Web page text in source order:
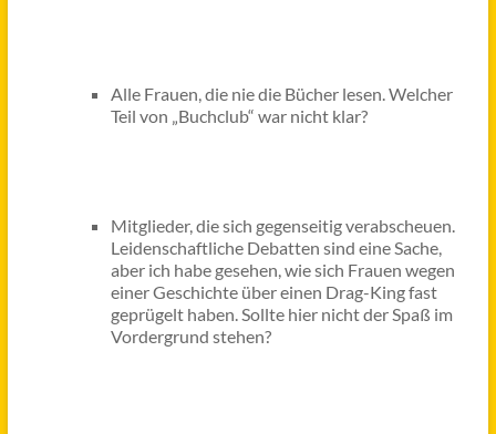
Alle Frauen, die nie die Bücher lesen. Welcher
Teil von „Buchclub“ war nicht klar?
Mitglieder, die sich gegenseitig verabscheuen.
Leidenschaftliche Debatten sind eine Sache,
aber ich habe gesehen, wie sich Frauen wegen
einer Geschichte über einen Drag-King fast
geprügelt haben. Sollte hier nicht der Spaß im
Vordergrund stehen?